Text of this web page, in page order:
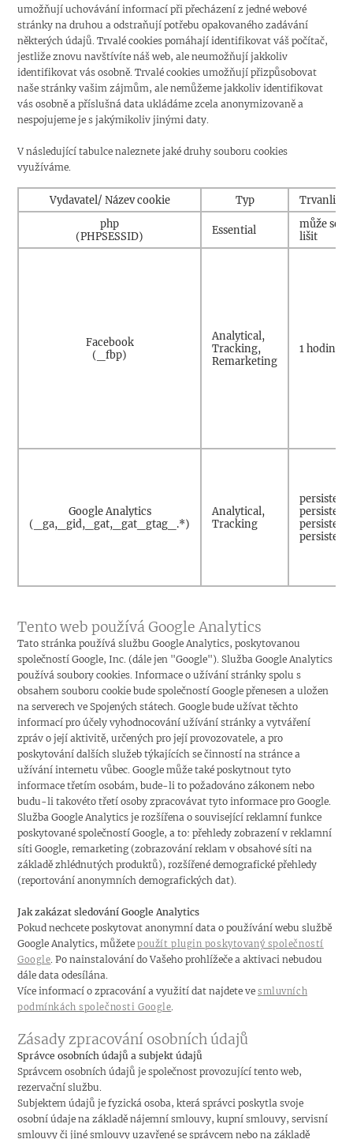
umožňují uchovávání informací při přecházení z jedné webové
stránky na druhou a odstraňují potřebu opakovaného zadávání
některých údajů. Trvalé cookies pomáhají identifikovat váš počítač,
jestliže znovu navštívíte náš web, ale neumožňují jakkoliv
identifikovat vás osobně. Trvalé cookies umožňují přizpůsobovat
naše stránky vašim zájmům, ale nemůžeme jakkoliv identifikovat
vás osobně a příslušná data ukládáme zcela anonymizovaně a
nespojujeme je s jakýmikoliv jinými daty.
V následující tabulce naleznete jaké druhy souboru cookies
využíváme.
Vydavatel/ Název cookie Typ
php
(PHPSESSID)
Essential
může se
lišit
Facebook
(_fbp)
Analytical,
Tracking,
Remarketing
1 hodina
Google Analytics
(_ga,_gid,_gat,_gat_gtag_.*)
Analytical,
Tracking
persistent
persistent
persistent
persistent
Tento web používá Google Analytics
Tato stránka používá službu Google Analytics, poskytovanou
společností Google, Inc. (dále jen "Google"). Služba Google Analytics
používá soubory cookies. Informace o užívání stránky spolu s
obsahem souboru cookie bude společností Google přenesen a uložen
na serverech ve Spojených státech. Google bude užívat těchto
informací pro účely vyhodnocování užívání stránky a vytváření
zpráv o její aktivitě, určených pro její provozovatele, a pro
poskytování dalších služeb týkajících se činností na stránce a
užívání internetu vůbec. Google může také poskytnout tyto
informace třetím osobám, bude-li to požadováno zákonem nebo
budu-li takovéto třetí osoby zpracovávat tyto informace pro Google.
Služba Google Analytics je rozšířena o související reklamní funkce
poskytované společností Google, a to: přehledy zobrazení v reklamní
síti Google, remarketing (zobrazování reklam v obsahové síti na
základě zhlédnutých produktů), rozšířené demografické přehledy
(reportování anonymních demografických dat).
Jak zakázat sledování Google Analytics
Pokud nechcete poskytovat anonymní data o používání webu službě
Google Analytics, můžete použít plugin poskytovaný společností
Google. Po nainstalování do Vašeho prohlížeče a aktivaci nebudou
dále data odesílána.
Více informací o zpracování a využití dat najdete ve smluvních
podmínkách společnosti Google.
Zásady zpracování osobních údajů
Správce osobních údajů a subjekt údajů
Správcem osobních údajů je společnost provozující tento web,
rezervační službu.
Subjektem údajů je fyzická osoba, která správci poskytla svoje
osobní údaje na základě nájemní smlouvy, kupní smlouvy, servisní
smlouvy či jiné smlouvy uzavřené se správcem nebo na základě